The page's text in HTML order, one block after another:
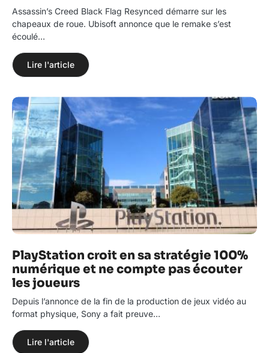
Assassin’s Creed Black Flag Resynced démarre sur les
chapeaux de roue. Ubisoft annonce que le remake s’est
écoulé…
Lire l'article
PlayStation croit en sa stratégie 100%
numérique et ne compte pas écouter
les joueurs
Depuis l’annonce de la fin de la production de jeux vidéo au
format physique, Sony a fait preuve…
Lire l'article